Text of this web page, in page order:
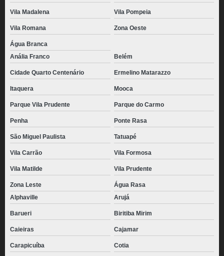
Vila Madalena Vila Pompeia
Vila Romana Zona Oeste
Água Branca
Anália Franco
Belém
Cidade Quarto Centenário Ermelino Matarazzo
Itaquera Mooca
Parque Vila Prudente Parque do Carmo
Penha Ponte Rasa
São Miguel Paulista Tatuapé
Vila Carrão Vila Formosa
Vila Matilde Vila Prudente
Zona Leste
Água Rasa
Alphaville
Arujá
Barueri Biritiba Mirim
Caieiras Cajamar
Carapicuíba Cotia